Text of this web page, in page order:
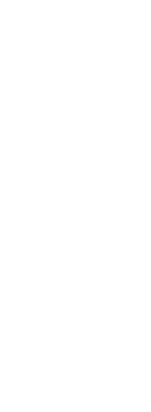
بندی